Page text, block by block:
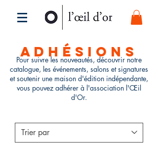
ADHÉSIONS
Pour suivre les nouveautés, découvrir notre
catalogue, les événements, salons et signatures
et soutenir une maison d'édition indépendante,
vous pouvez adhérer à l'association l'Œil
d'Or.